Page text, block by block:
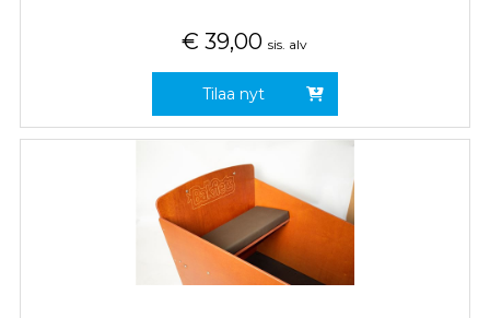
€ 39,00 sis. alv
Tilaa nyt